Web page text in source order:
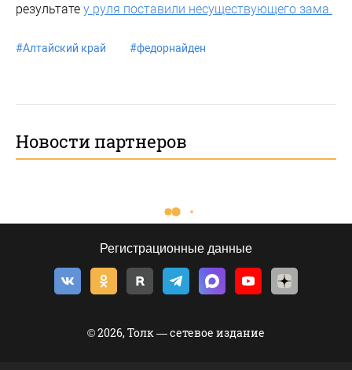
результате у руля поставили несуществующего зама.
#Алтайский край #федорнайден
Новости партнеров
Регистрационные данные
© 2026, Толк — сетевое издание